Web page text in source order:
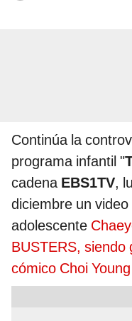
Continúa la
programa infantil "
cadenaEBS1TV,
diciembre un
adolescente
BUSTERS, siendo
cómico Choi